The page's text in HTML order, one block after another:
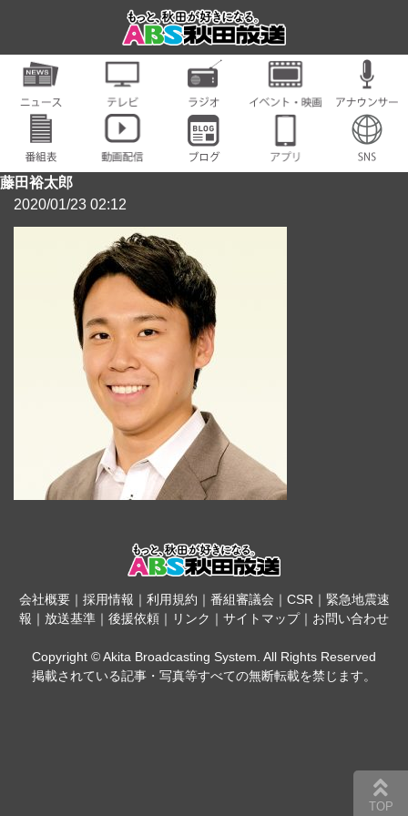
藤田裕太郎
2020/01/23 02:12
会社概要｜ 採用情報 ｜ 利用規約 ｜ 番組審議会 ｜ CSR｜ 緊急地震速
報 ｜ 放送基準 ｜ 後援依頼 ｜ リンク ｜ サイトマップ｜ お問い合わせ
Copyright © Akita Broadcasting System. All Rights Reserved
掲載されている記事・写真等すべての無断転載を禁じます。